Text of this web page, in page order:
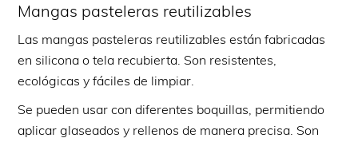
Mangas pasteleras reutilizables
Las mangas pasteleras reutilizables están fabricadas
en silicona o tela recubierta. Son resistentes,
ecológicas y fáciles de limpiar.
Se pueden usar con diferentes boquillas, permitiendo
aplicar glaseados y rellenos de manera precisa. Son